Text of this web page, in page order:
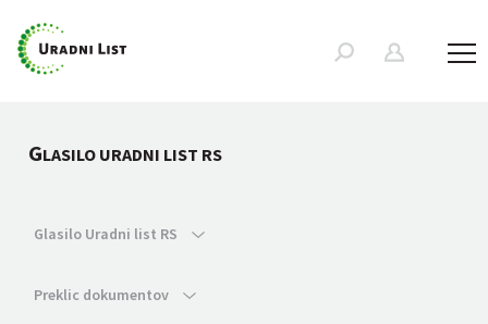
GLASILO URADNI LIST RS
Glasilo Uradni list RS
Preklic dokumentov